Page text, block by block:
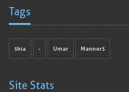
Tags
shia - Umar Manners
Site Stats